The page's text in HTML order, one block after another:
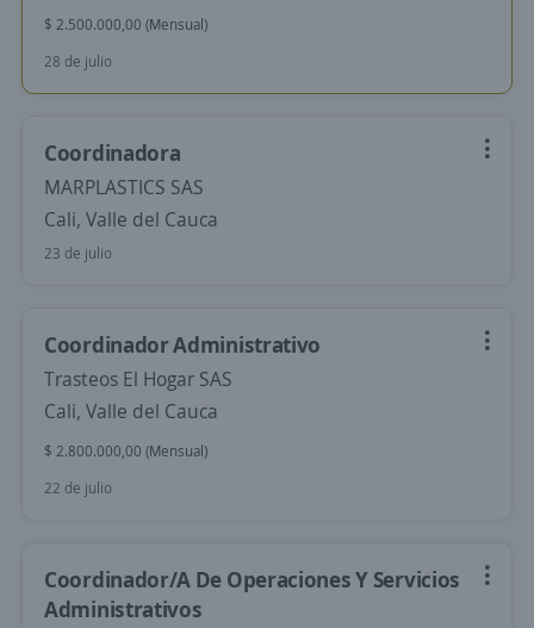
$ 2.500.000,00 (Mensual)
28 de julio
Coordinadora
MARPLASTICS SAS
Cali, Valle del Cauca
23 de julio
Coordinador Administrativo
Trasteos El Hogar SAS
Cali, Valle del Cauca
$ 2.800.000,00 (Mensual)
22 de julio
Coordinador/A De Operaciones Y Servicios
Administrativos